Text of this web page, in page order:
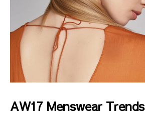
AW17 Menswear Trends